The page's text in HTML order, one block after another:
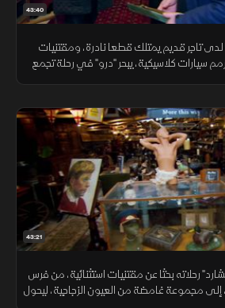
43:40
تاجر قديم يمتلك قطعا نادرة، ومقتنيات
سيارات كلاسيكية، يبحر "درو" في رحلة تجمع
43:21
رحلاته بحثا عن مقتنيات استثنائية، من فرس
إلى مجموعة غامضة من العيون الزجاجية، ليحول